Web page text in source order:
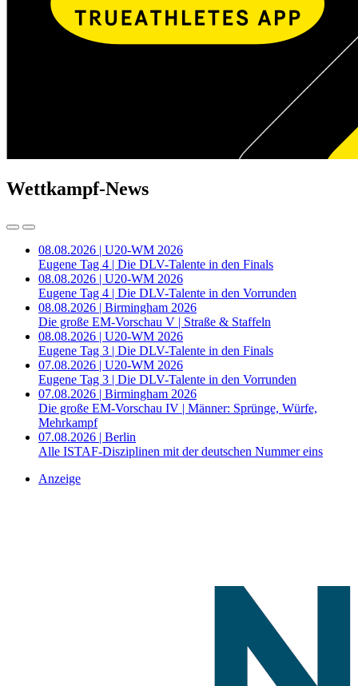
Wettkampf-News
08.08.2026 | U20-WM 2026
Eugene Tag 4 | Die DLV-Talente in den Finals
08.08.2026 | U20-WM 2026
Eugene Tag 4 | Die DLV-Talente in den Vorrunden
08.08.2026 | Birmingham 2026
Die große EM-Vorschau V | Straße & Staffeln
08.08.2026 | U20-WM 2026
Eugene Tag 3 | Die DLV-Talente in den Finals
07.08.2026 | U20-WM 2026
Eugene Tag 3 | Die DLV-Talente in den Vorrunden
07.08.2026 | Birmingham 2026
Die große EM-Vorschau IV | Männer: Sprünge, Würfe,
Mehrkampf
07.08.2026 | Berlin
Alle ISTAF-Disziplinen mit der deutschen Nummer eins
Anzeige